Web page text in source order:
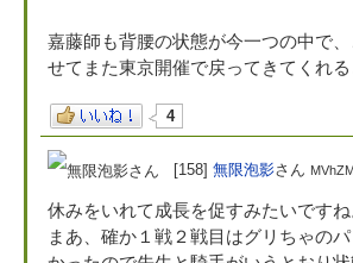
嘉藤師も背腰の状態が今一つの中で
せてまた東京開催で戻ってきてくれる
4
[158] 無限泡影さん
休みをいれて成長を促すみたいですね
まあ、確か１戦２戦目はグリちゃの